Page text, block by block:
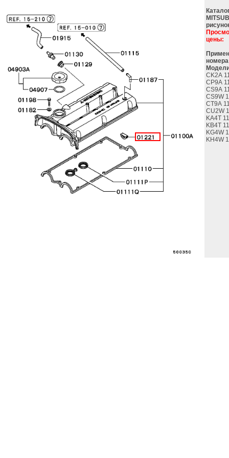
цены:
номера
CK2A
CP9A
CS9A
CS9W
CT9A
CU2W
KA4T
KB4T
KG4W
KH4W